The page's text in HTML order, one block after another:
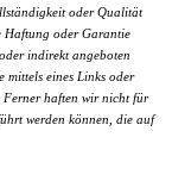
oder Qualität
Haftung oder Garantie
indirekt angeboten
mittels eines Links oder
Ferner haften wir nicht für
werden können, die auf